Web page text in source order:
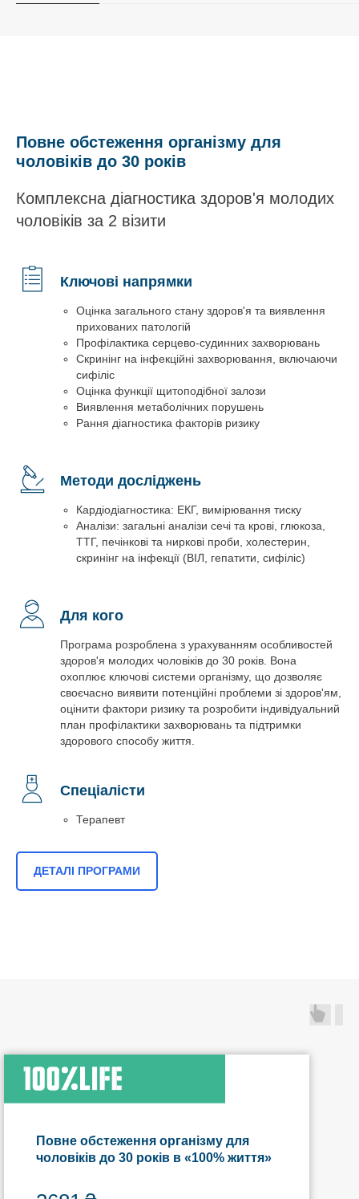
Повне обстеження організму для
чоловіків до 30 років
Комплексна діагностика здоров'я молодих
чоловіків за 2 візити
Ключові напрямки
Оцінка загального стану здоров'я та виявлення
прихованих патологій
Профілактика серцево-судинних захворювань
Скринінг на інфекційні захворювання, включаючи
сифіліс
Оцінка функції щитоподібної залози
Виявлення метаболічних порушень
Рання діагностика факторів ризику
Методи досліджень
Кардіодіагностика: ЕКГ, вимірювання тиску
Аналізи: загальні аналізи сечі та крові, глюкоза,
ТТГ, печінкові та ниркові проби, холестерин,
скринінг на інфекції (ВІЛ, гепатити, сифіліс)
Для кого
Програма розроблена з урахуванням особливостей
здоров'я молодих чоловіків до 30 років. Вона
охоплює ключові системи організму, що дозволяє
своєчасно виявити потенційні проблеми зі здоров'ям,
оцінити фактори ризику та розробити індивідуальний
план профілактики захворювань та підтримки
здорового способу життя.
Спеціалісти
Терапевт
ДЕТАЛІ ПРОГРАМИ
Повне обстеження організму для
чоловіків до 30 років в «100% життя»